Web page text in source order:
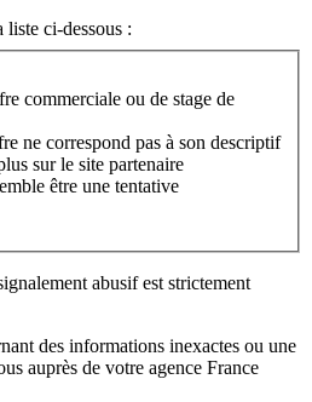
ci-dessous :
commerciale ou de stage de
ne correspond pas à son descriptif
sur le site partenaire
être une tentative
abusif est strictement
des informations inexactes ou une
auprès de votre agence France